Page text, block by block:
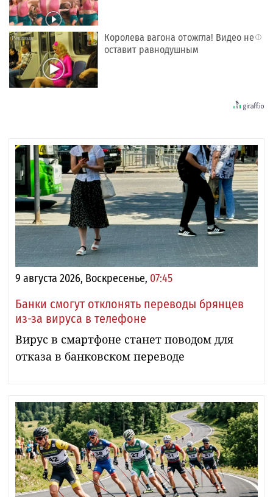
i
Королева вагона отожгла! Видео не
оставит равнодушным
9 августа 2026, Воскресенье, 07:45
Банки смогут отклонять переводы брянцев
из-за вируса в телефоне
Вирус в смартфоне станет поводом для
отказа в банковском переводе